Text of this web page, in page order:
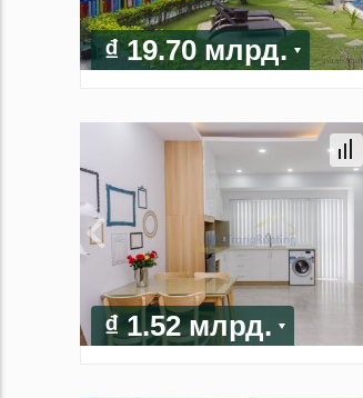
₫ 19.70 млрд.
₫ 1.52 млрд.